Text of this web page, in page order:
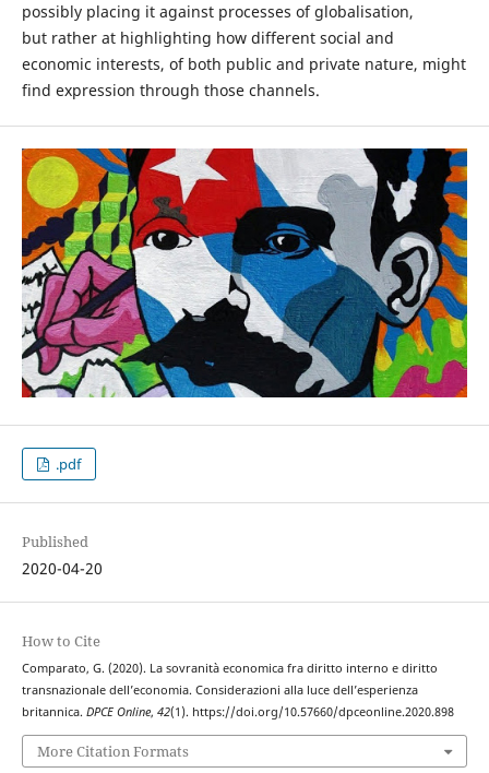
possibly placing it against processes of globalisation,
but rather at highlighting how different social and
economic interests, of both public and private nature, might
find expression through those channels.
.pdf
Published
2020-04-20
How to Cite
Comparato, G. (2020). La sovranità economica fra diritto interno e diritto
transnazionale dell’economia. Considerazioni alla luce dell’esperienza
britannica. DPCE Online, 42(1). https://doi.org/10.57660/dpceonline.2020.898
More Citation Formats